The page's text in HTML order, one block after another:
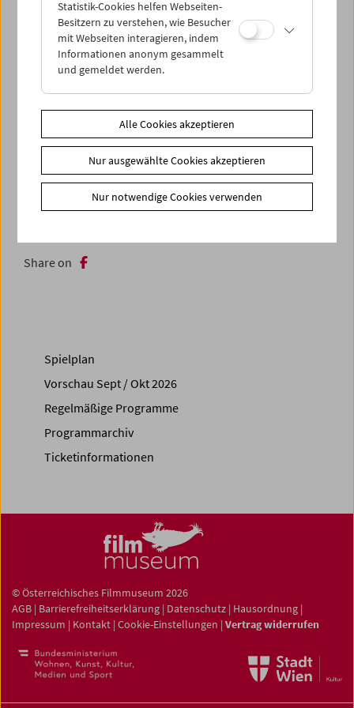
die Monster kommen: Die Meeresungeheuer dieser Schau
sind Rache-, Knuddel-, Kriegs- und Kapitalismusmonster.
Wer noch niemals ein Untier geliebt hat, werfe den ersten
Stein! (Tom Waibel)
Die Meeresungeheuer-Filmschau findet zum sechzigsten
Geburtstag unseres Hausmonsters Zyphius statt. Mehr zur
Geschichte dieses Untiers finden Siehier(PDF).
LinkMitwirkende
Filmsammlung
Share on
Spielplan
Vorschau Sept / Okt 2026
Regelmäßige Programme
Programmarchiv
Ticketinformationen
© Österreichisches Filmmuseum 2026
AGB | Barrierefreiheitserklärung | Datenschutz | Hausordnung |
Impressum | Kontakt | Cookie-Einstellungen | Vertrag widerrufen
Statistik-Cookies helfen Webseiten-
Besitzern zu verstehen, wie Besucher
mit Webseiten interagieren, indem
Informationen anonym gesammelt
und gemeldet werden.
Alle Cookies akzeptieren
Nur ausgewählte Cookies akzeptieren
Nur notwendige Cookies verwenden